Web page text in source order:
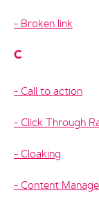
Broken link
C
Call to action
Click Through
Cloaking
Content